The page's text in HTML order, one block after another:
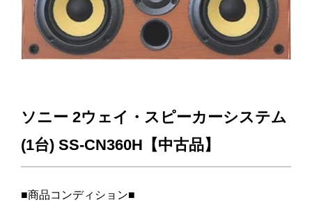
ソニー 2ウェイ・スピーカーシステム
(1台) SS-CN360H【中古品】
■商品コンディション■